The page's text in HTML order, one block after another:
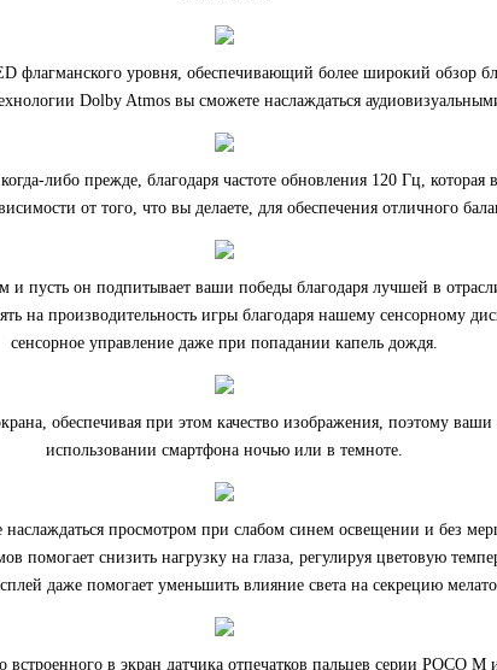
флагманского уровня, обеспечивающий более широкий обзор
Dolby Atmos вы сможете наслаждаться
либо прежде, благодаря частоте обновления 120 Гц,
от того, что вы делаете, для обеспечения отличного
пусть он подпитывает ваши победы благодаря лучшей в
на производительность игры благодаря нашему сенсорному
сенсорное управление даже при попадании капель дождя.
обеспечивая при этом качество изображения, поэтому ваши
использовании смартфона ночью или в темноте.
просмотром при слабом синем освещении и без
снизить нагрузку на глаза, регулируя цветовую
даже помогает уменьшить влияние света на секрецию
в экран датчика отпечатков пальцев серии POCO